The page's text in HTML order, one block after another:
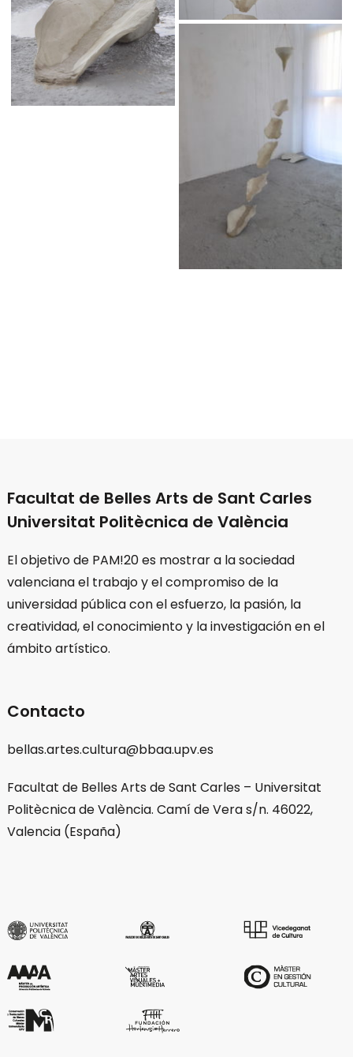
Facultat de Belles Arts de Sant Carles
Universitat Politècnica de València
El objetivo de PAM!20 es mostrar a la sociedad
valenciana el trabajo y el compromiso de la
universidad pública con el esfuerzo, la pasión, la
creatividad, el conocimiento y la investigación en el
ámbito artístico.
Contacto
bellas.artes.cultura@bbaa.upv.es
Facultat de Belles Arts de Sant Carles – Universitat
Politècnica de València. Camí de Vera s/n. 46022,
Valencia (España)